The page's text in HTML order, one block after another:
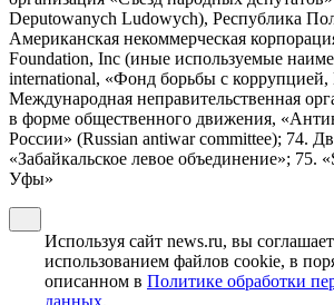
Deputowanych Ludowych), Республика
Американская некоммерческая
Foundation, Inc (иные используемые
international, «Фонд борьбы с
Международная неправительственная
в форме общественного движения,
России» (Russian antiwar committee); 74.
«Забайкальское левое объединение»; 75.
Уфы»
Используя сайт news.ru, вы
использованием файлов cookie, в
описанном в Политике обработки
данных.